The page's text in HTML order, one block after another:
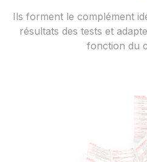
Ils forment le complément
résultats des tests et
fonction du